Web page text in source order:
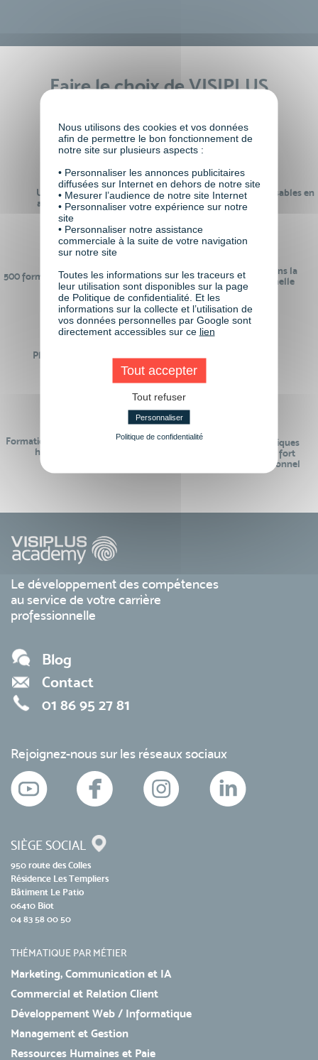
Faire le choix de VISIPLUS
Un réseau de 22 000
anciens participants
100% des formations réalisables en
digital learning
500 formations pour se préparer au
monde de demain
24 ans d'expérience dans la
formation professionnelle
Plus de 50 formations
Des intervenants
Formations réalisables pendant ou
hors temps de travail
Des contenus pédagogiques
« de pointe » et en lien fort
avec le monde professionnel
Le développement des compétences
au service de votre carrière
professionnelle
Blog
Contact
01 86 95 27 81
Rejoignez-nous sur les réseaux sociaux
SIÈGE SOCIAL
950 route des Colles
Résidence Les Templiers
Bâtiment Le Patio
06410 Biot
04 83 58 00 50
THÉMATIQUE PAR MÉTIER
Marketing, Communication et IA
Commercial et Relation Client
Développement Web / Informatique
Management et Gestion
Ressources Humaines et Paie
Nous utilisons des cookies et vos données
afin de permettre le bon fonctionnement de
notre site sur plusieurs aspects :
• Personnaliser les annonces publicitaires
diffusées sur Internet en dehors de notre site
• Mesurer l’audience de notre site Internet
• Personnaliser votre expérience sur notre
site
• Personnaliser notre assistance
commerciale à la suite de votre navigation
sur notre site
Toutes les informations sur les traceurs et
leur utilisation sont disponibles sur la page
de Politique de confidentialité. Et les
informations sur la collecte et l’utilisation de
vos données personnelles par Google sont
directement accessibles sur ce lien
Tout accepter
Tout refuser
Personnaliser
Politique de confidentialité